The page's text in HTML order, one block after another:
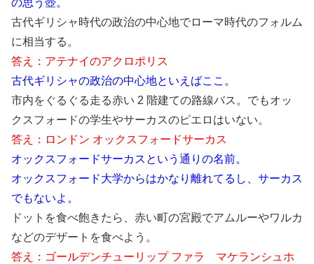
の思う壺。
古代ギリシャ時代の政治の中心地でローマ時代のフォルム
に相当する。
答え：アテナイのアクロポリス
古代ギリシャの政治の中心地といえばここ。
市内をぐるぐる走る赤い 2 階建ての路線バス。でもオッ
クスフォードの学生やサーカスのピエロはいない。
答え：ロンドン オックスフォードサーカス
オックスフォードサーカスという通りの名前。
オックスフォード大学からはかなり離れてるし、サーカス
でもないよ。
ドットを食べ飽きたら、赤い町の宮殿でアムルーやワルカ
などのデザートを食べよう。
答え：ゴールデンチューリップ ファラ マケランシュホ